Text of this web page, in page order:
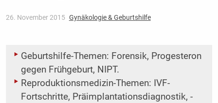
26. November 2015 Gynäkologie & Geburtshilfe
Geburtshilfe-Themen: Forensik, Progesteron
gegen Frühgeburt, NIPT.
Reproduktionsmedizin-Themen: IVF-
Fortschritte, Präimplantationsdiagnostik, ­